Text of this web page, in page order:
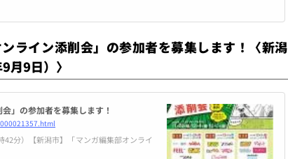
ンライン添削会」の参加者を募集します！〈新潟
月9日）〉
」の参加者を募集します！
分）【新潟市】「マンガ編集部オンライ